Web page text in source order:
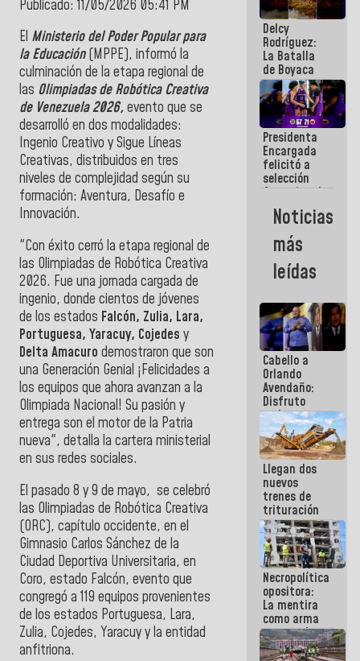
Publicado: 11/05/2026 05:41 PM
El Ministerio del Poder Popular para
la Educación(MPPE), informó la
culminación de la etapa regional de
las Olimpiadas de Robótica Creativa
de Venezuela 2026, evento que se
desarrolló en dos modalidades:
Ingenio Creativo y Sigue Líneas
Creativas, distribuidos en tres
niveles de complejidad según su
formación: Aventura, Desafío e
Innovación.
"Con éxito cerró la etapa regional de
las Olimpiadas de Robótica Creativa
2026. Fue una jornada cargada de
ingenio, donde cientos de jóvenes
de los estados Falcón, Zulia, Lara,
Portuguesa, Yaracuy, Cojedes y
Delta Amacuro demostraron que son
una Generación Genial ¡Felicidades a
los equipos que ahora avanzan a la
Olimpiada Nacional! Su pasión y
entrega son el motor de la Patria
nueva", detalla la cartera ministerial
en sus redes sociales.
El pasado 8 y 9 de mayo, se celebró
las Olimpiadas de Robótica Creativa
(ORC), capítulo occidente, en el
Gimnasio Carlos Sánchez de la
Ciudad Deportiva Universitaria, en
Coro, estado Falcón, evento que
congregó a 119 equipos provenientes
de los estados Portuguesa, Lara,
Zulia, Cojedes, Yaracuy y la entidad
anfitriona.
Condominio
Delcy
Rodríguez:
La Batalla
de Boyaca
representa
un capítulo
decisivo en
la gesta
emancipadora
de nuestra
América
Presidenta
Encargada
felicitó a
selección
femenina de
baloncesto
por su
clasificación
a la
AmeriCup
2027
Noticias
más
leídas
Cabello a
Orlando
Avendaño:
Disfruto
cada vez
que escribes
porque lo
que haces
es
embarrarla
Llegan dos
nuevos
trenes de
trituración
para
optimizar
manejo de
escombros
en La Guaira
Necropolítica
opositora:
La mentira
como arma
contra el
Pueblo